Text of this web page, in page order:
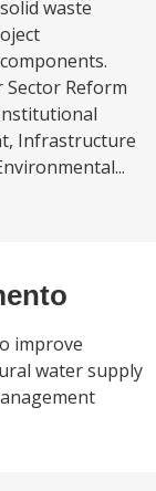
waste
Reform
Infrastructure
improve
water supply